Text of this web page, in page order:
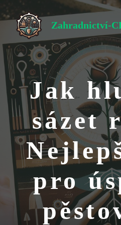
na
obsah
Zahradnictví-
Jak
sázet
pro